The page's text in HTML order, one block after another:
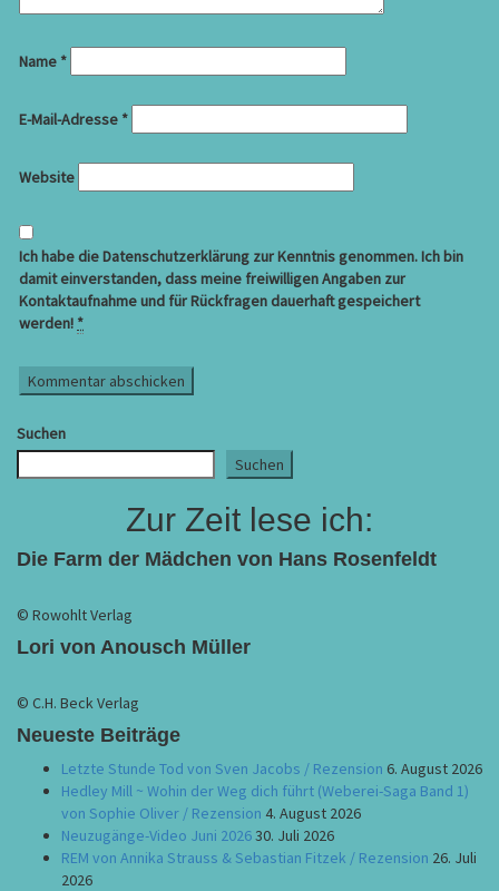
Name *
E-Mail-Adresse *
Website
Ich habe die Datenschutzerklärung zur Kenntnis genommen. Ich bin
damit einverstanden, dass meine freiwilligen Angaben zur
Kontaktaufnahme und für Rückfragen dauerhaft gespeichert
werden! *
Suchen
Suchen
Zur Zeit lese ich:
Die Farm der Mädchen von Hans Rosenfeldt
© Rowohlt Verlag
Lori von Anousch Müller
© C.H. Beck Verlag
Neueste Beiträge
Letzte Stunde Tod von Sven Jacobs / Rezension 6. August 2026
Hedley Mill ~ Wohin der Weg dich führt (Weberei-Saga Band 1)
von Sophie Oliver / Rezension 4. August 2026
Neuzugänge-Video Juni 202630. Juli 2026
REM von Annika Strauss & Sebastian Fitzek / Rezension 26. Juli
2026